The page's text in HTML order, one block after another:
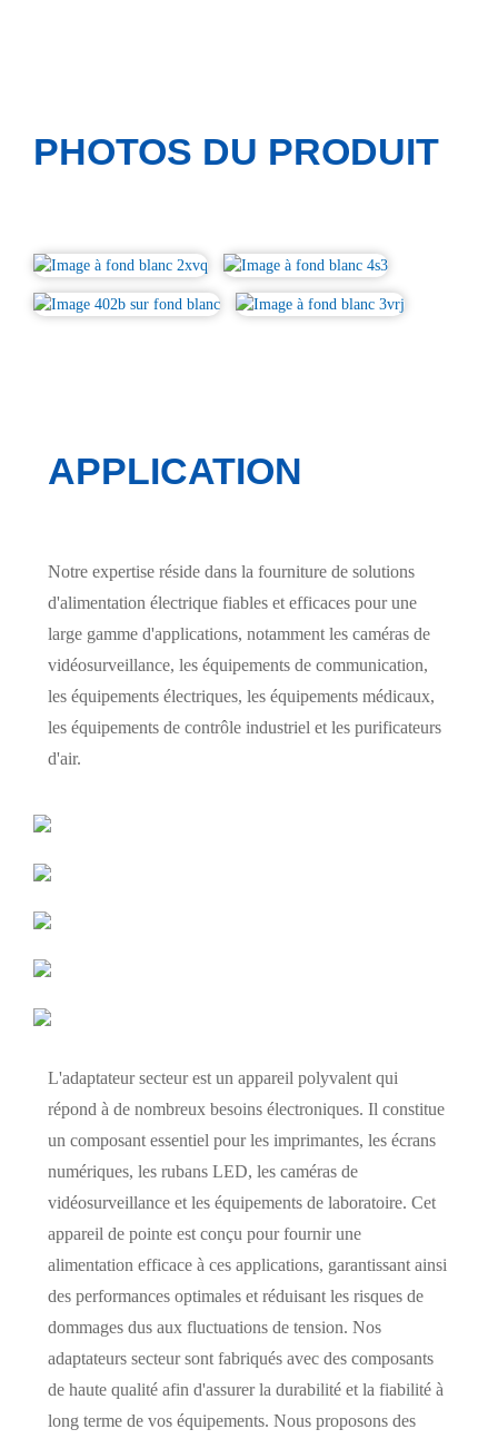
PHOTOS DU PRODUIT
APPLICATION
Notre expertise réside dans la fourniture de solutions
d'alimentation électrique fiables et efficaces pour une
large gamme d'applications, notamment les caméras de
vidéosurveillance, les équipements de communication,
les équipements électriques, les équipements médicaux,
les équipements de contrôle industriel et les purificateurs
d'air.
L'adaptateur secteur est un appareil polyvalent qui
répond à de nombreux besoins électroniques. Il constitue
un composant essentiel pour les imprimantes, les écrans
numériques, les rubans LED, les caméras de
vidéosurveillance et les équipements de laboratoire. Cet
appareil de pointe est conçu pour fournir une
alimentation efficace à ces applications, garantissant ainsi
des performances optimales et réduisant les risques de
dommages dus aux fluctuations de tension. Nos
adaptateurs secteur sont fabriqués avec des composants
de haute qualité afin d'assurer la durabilité et la fiabilité à
long terme de vos équipements. Nous proposons des